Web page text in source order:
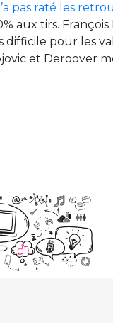
pas raté les
aux tirs.
difficile pour les
et Deroover